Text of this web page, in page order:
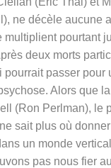
ne décèle aucune
multiplient pourtant
deux morts
pourrait passer pour
Alors que
(Ron Perlman), le
sait plus où
un monde
pas nous fier